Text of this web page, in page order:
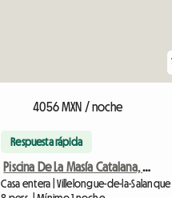
4056 MXN / noche
Respuesta rápida
Piscina De La Masía Catalana, Cerca Del Mar
Casa entera | Villelongue-de-la-Salanque